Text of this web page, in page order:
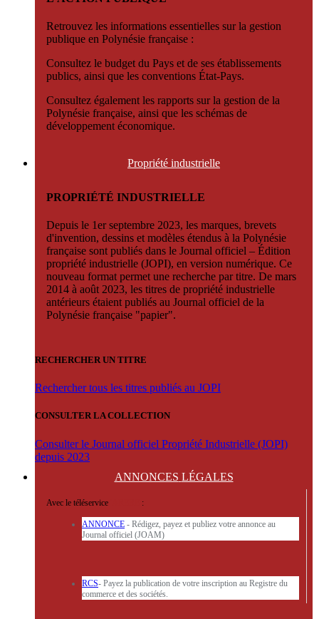
Retrouvez les informations essentielles sur la gestion
publique en Polynésie française :
Consultez le budget du Pays et de ses établissements
publics, ainsi que les conventions État-Pays.
Consultez également les rapports sur la gestion de la
Polynésie française, ainsi que les schémas de
développement économique.
Propriété industrielle
PROPRIÉTÉ INDUSTRIELLE
Depuis le 1er septembre 2023, les marques, brevets
d'invention, dessins et modèles étendus à la Polynésie
française sont publiés dans le Journal officiel – Édition
propriété industrielle (JOPI), en version numérique. Ce
nouveau format permet une recherche par titre. De mars
2014 à août 2023, les titres de propriété industrielle
antérieurs étaient publiés au Journal officiel de la
Polynésie française "papier".
RECHERCHER UN TITRE
Rechercher tous les titres publiés au JOPI
CONSULTER LA COLLECTION
Consulter le Journal officiel Propriété Industrielle (JOPI)
depuis 2023
ANNONCES LÉGALES
Avec le téléservice :
ANNONCE - Rédigez, payez et publiez votre annonce au
Journal officiel (JOAM)
RCS- Payez la publication de votre inscription au Registre du
commerce et des sociétés.